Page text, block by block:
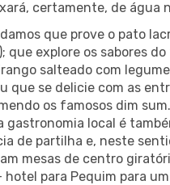
certamente, de água
que prove o pato
que explore os sabores
salteado com
que se delicie com as
os famosos dim
gastronomia local é
de partilha e, neste
mesas de centro
hotel para Pequim para